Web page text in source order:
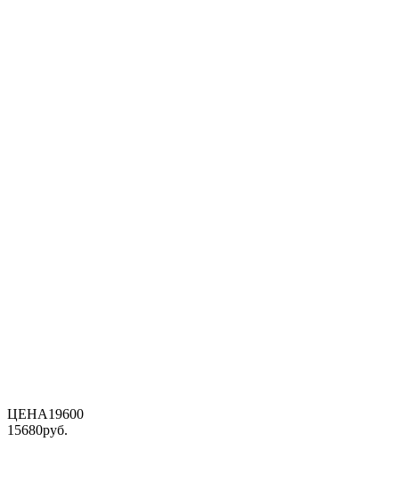
ЦЕНА19600
15680руб.